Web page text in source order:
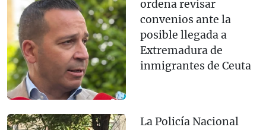
ordena revisar
convenios ante la
posible llegada a
Extremadura de
inmigrantes de Ceuta
La Policía Nacional